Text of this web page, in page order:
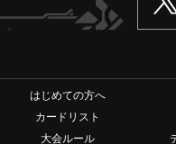
はじめての方へ
カードリスト
大会ルール